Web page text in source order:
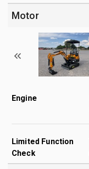
Motor
Engine
Limited Function
Check